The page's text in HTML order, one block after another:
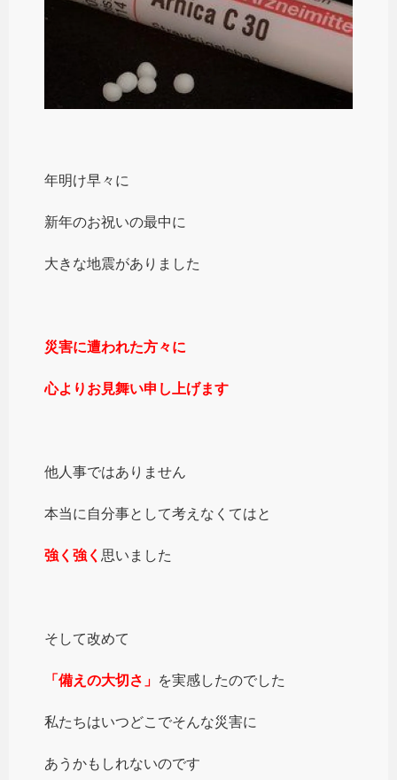
年明け早々に
新年のお祝いの最中に
大きな地震がありました
災害に遭われた方々に
心よりお見舞い申し上げます
他人事ではありません
本当に自分事として考えなくてはと
強く強く 思いました
そして改めて
「備えの大切さ」 を実感したのでした
私たちはいつどこでそんな災害に
あうかもしれないのです